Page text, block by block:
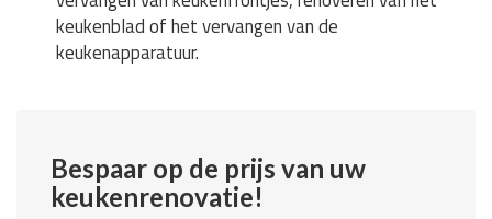
keukenblad of het vervangen van de
keukenapparatuur.
Bespaar op de prijs van uw
keukenrenovatie!